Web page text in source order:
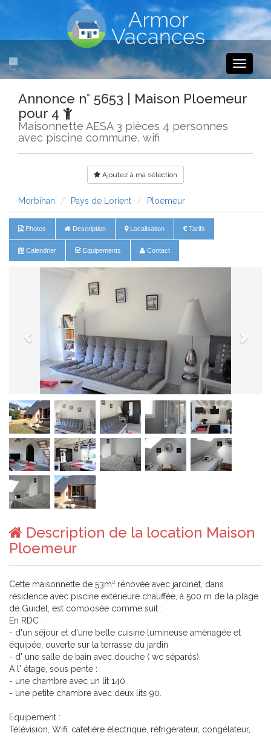
Toggle
Annonce n° 5653 | Maison Ploemeur
pour 4
Maisonnette AESA 3 pièces 4 personnes
avec piscine commune, wifi
Ajoutez à ma sélection
Morbihan Pays de Lorient Ploemeur
Photos Description Localisation Tarifs
Calendrier Equipements Contact
Description de la location Maison
Ploemeur
Cette maisonnette de 53m² rénovée avec jardinet, dans
résidence avec piscine extérieure chauffée, à 500 m de la plage
de Guidel, est composée comme suit :
En RDC :
- d'un séjour et d'une belle cuisine lumineuse aménagée et
équipée, ouverte sur la terrasse du jardin
- d' une salle de bain avec douche ( wc séparés).
A l' étage, sous pente :
- une chambre avec un lit 140
- une petite chambre avec deux lits 90.
Equipement :
Télévision, Wifi, cafetière électrique, réfrigérateur, congélateur,